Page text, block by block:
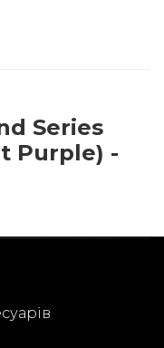
Series
Purple) -